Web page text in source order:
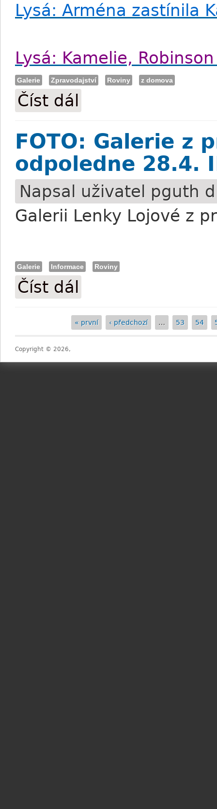
Lysá: Arména zastínila
Lysá: Kamelie,
Galerie Zpravodajství Roviny z domova
Číst dál
FOTO: Galerie z
odpoledne 28.4.
Napsal uživatel pguth
Galerii Lenky Lojové z
Galerie Informace Roviny
Číst dál
« první ‹ předchozí … 53 54
Copyright © 2026,